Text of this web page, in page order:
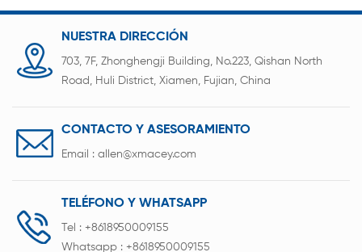
NUESTRA DIRECCIÓN
703, 7F, Zhonghengji Building, No.223, Qishan North
Road, Huli District, Xiamen, Fujian, China
CONTACTO Y ASESORAMIENTO
Email : allen@xmacey.com
TELÉFONO Y WHATSAPP
Tel : +8618950009155
Whatsapp : +8618950009155